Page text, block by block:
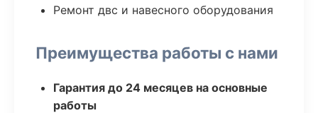
Ремонт двс и навесного оборудования
Преимущества работы с нами
Гарантия до 24 месяцев на основные
работы